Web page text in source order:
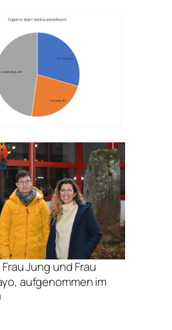
Jung und Frau
aufgenommen im